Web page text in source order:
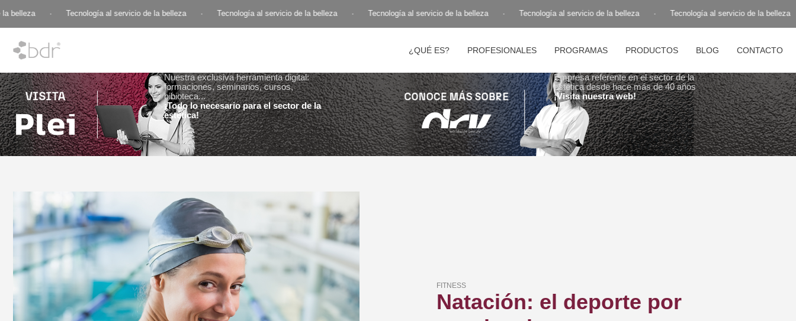
Tecnología al servicio de la belleza Tecnología al servicio de la belleza Tecnología al servicio de la belleza Tecnología al servicio de la belleza Tecnología al servicio de la belleza
¿QUÉ ES? PROFESIONALES PROGRAMAS PRODUCTOS BLOG CONTACTO
Nuestra exclusiva herramienta digital:
formaciones, seminarios, cursos,
bibioteca...
¡Todo lo necesario para el sector de la
estética!
Empresa referente en el sector de la
estética desde hace más de 40 años
¡Visita nuestra web!
FITNESS
Natación: el deporte por